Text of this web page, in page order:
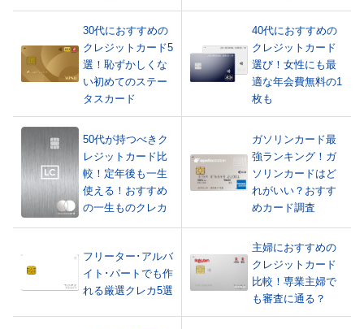
30代におすすめの
クレジットカード5
選！恥ずかしくな
い初めてのステー
タスカード
40代におすすめの
クレジットカード
選び！女性にも最
適な年会費無料の1
枚も
50代が持つべきク
レジットカード比
較！定年後も一生
使える！おすすめ
の一生ものクレカ
ガソリンカード最
強ランキング！ガ
ソリンカードはど
れがいい？おすす
めカード調査
フリーター･アルバ
イト･パートでも作
れる厳選クレカ5選
主婦におすすめの
クレジットカード
比較！専業主婦で
も審査に通る？